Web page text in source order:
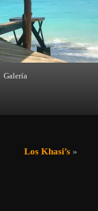
Galería
Los Khasi’s»